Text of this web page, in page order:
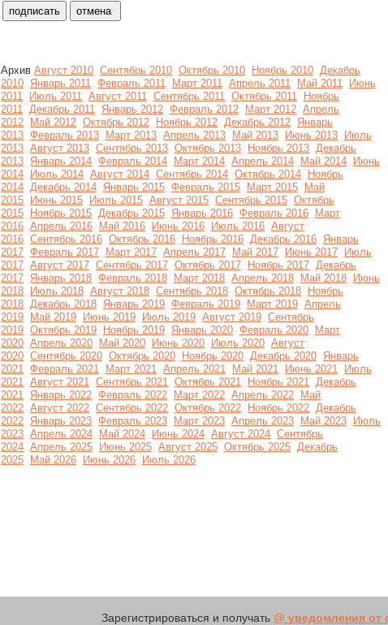
Архив Август 2010 Сентябрь 2010 Октябрь 2010 Ноябрь 2010 Декабрь
2010 Январь 2011 Февраль 2011 Март 2011 Апрель 2011 Май 2011
Июнь
2011
Июль 2011 Август 2011 Сентябрь 2011 Октябрь 2011
Ноябрь
2011 Декабрь 2011 Январь 2012 Февраль 2012 Март 2012 Апрель
2012
Май 2012 Октябрь 2012 Ноябрь 2012 Декабрь 2012 Январь
2013 Февраль 2013 Март 2013 Апрель 2013 Май 2013 Июнь 2013
Июль
2013 Август 2013 Сентябрь 2013 Октябрь 2013 Ноябрь 2013 Декабрь
2013 Январь 2014 Февраль 2014 Март 2014 Апрель 2014 Май 2014
Июнь
2014
Июль 2014 Август 2014 Сентябрь 2014 Октябрь 2014
Ноябрь
2014 Декабрь 2014 Январь 2015 Февраль 2015 Март 2015
Май
2015
Июнь 2015 Июль 2015 Август 2015 Сентябрь 2015 Октябрь
2015
Ноябрь 2015 Декабрь 2015 Январь 2016 Февраль 2016
Март
2016 Апрель 2016 Май 2016 Июнь 2016 Июль 2016 Август
2016 Сентябрь 2016 Октябрь 2016 Ноябрь 2016 Декабрь 2016 Январь
2017 Февраль 2017 Март 2017 Апрель 2017 Май 2017 Июнь 2017
Июль
2017 Август 2017 Сентябрь 2017 Октябрь 2017 Ноябрь 2017 Декабрь
2017 Январь 2018 Февраль 2018 Март 2018 Апрель 2018 Май 2018
Июнь
2018
Июль 2018 Август 2018 Сентябрь 2018 Октябрь 2018
Ноябрь
2018 Декабрь 2018 Январь 2019 Февраль 2019 Март 2019 Апрель
2019
Май 2019 Июнь 2019 Июль 2019 Август 2019 Сентябрь
2019 Октябрь 2019 Ноябрь 2019 Январь 2020 Февраль 2020
Март
2020 Апрель 2020 Май 2020 Июнь 2020 Июль 2020 Август
2020 Сентябрь 2020 Октябрь 2020 Ноябрь 2020 Декабрь 2020 Январь
2021 Февраль 2021 Март 2021 Апрель 2021 Май 2021 Июнь 2021
Июль
2021 Август 2021 Сентябрь 2021 Октябрь 2021 Ноябрь 2021 Декабрь
2021 Январь 2022 Февраль 2022 Март 2022 Апрель 2022
Май
2022 Август 2022 Сентябрь 2022 Октябрь 2022 Ноябрь 2022 Декабрь
2022 Январь 2023 Февраль 2023 Март 2023 Апрель 2023 Май 2023
Июль
2023 Апрель 2024 Май 2024 Июнь 2024 Август 2024 Сентябрь
2024 Апрель 2025 Июнь 2025 Август 2025 Октябрь 2025 Декабрь
2025
Май 2026 Июнь 2026 Июль 2026
Зарегистрироваться и получать @ уведомления от